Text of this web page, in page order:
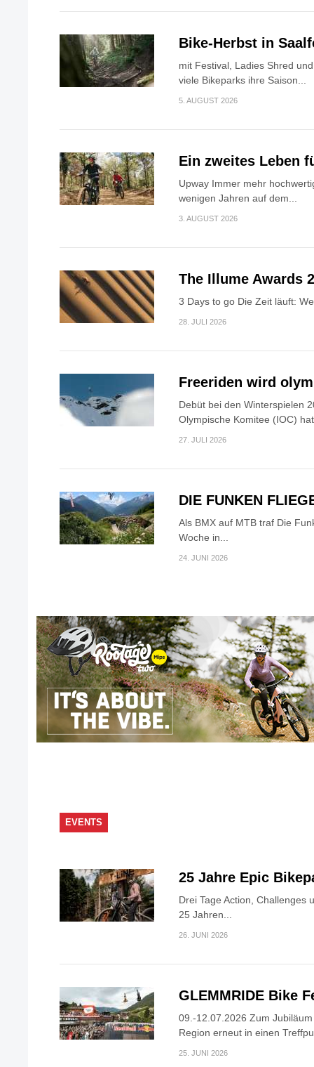
Bike-Herbst in
mit Festival, Ladies Shred
viele Bikeparks ihre Saison...
5. AUGUST 2026
Ein zweites Leben
Upway Immer mehr
wenigen Jahren auf dem...
3. AUGUST 2026
The Illume Awards
3 Days to go Die Zeit läuft:
28. JULI 2026
Freeriden wird
Debüt bei den Winterspielen
Olympische Komitee (IOC)
27. JULI 2026
DIE FUNKEN
Als BMX auf MTB traf Die
Woche in...
24. JUNI 2026
EVENTS
25 Jahre Epic
Drei Tage Action, Challenges
25 Jahren...
26. JUNI 2026
GLEMMRIDE Bike
09.-12.07.2026 Zum
Region erneut in einen
25. JUNI 2026